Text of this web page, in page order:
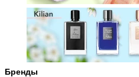
Бренды